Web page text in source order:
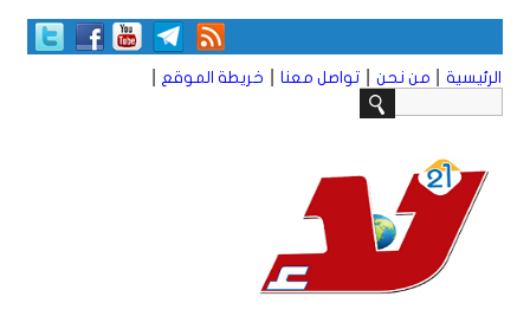
الرئيسية من نحن تواصل معنا خريطة الموقع